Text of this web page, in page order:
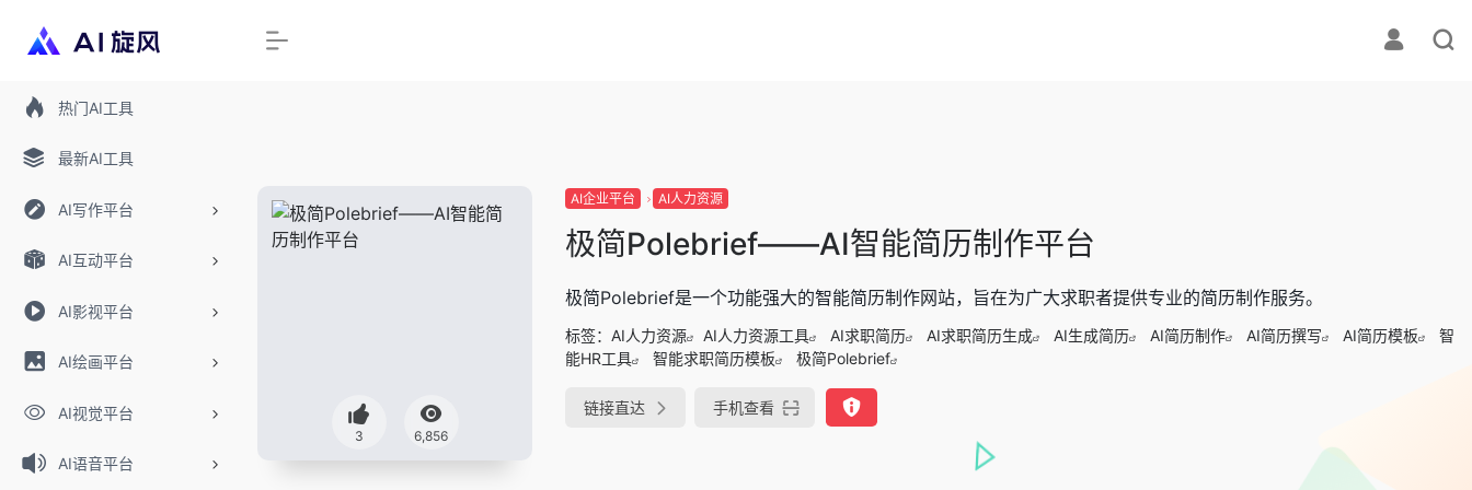
热门AI工具
最新AI工具
AI写作平台
AI互动平台
AI影视平台
AI绘画平台
AI视觉平台
AI语音平台
3 6,856
AI企业平台 AI人力资源
极简Polebrief——AI智能简历制作平台
极简Polebrief是一个功能强大的智能简历制作网站，旨在为广大求职者提供专业的简历制作服务。
标签： AI人力资源 AI人力资源工具 AI求职简历 AI求职简历生成 AI生成简历 AI简历制作 AI简历撰写 AI简历模板
智
能HR工具
智能求职简历模板 极简Polebrief
链接直达 手机查看